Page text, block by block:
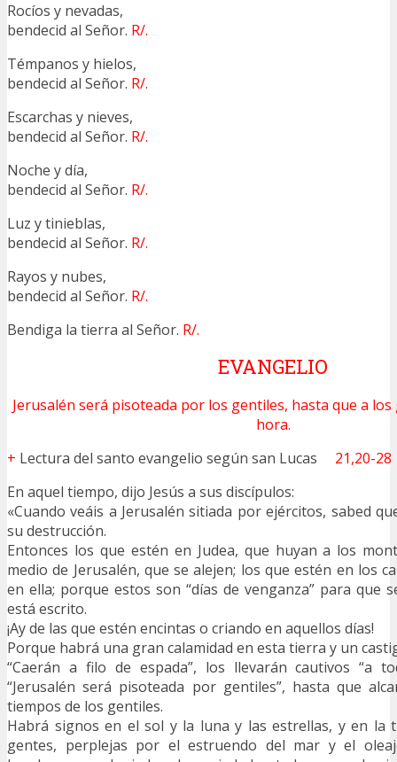
Rocíos y nevadas,
bendecid al Señor. R/.
Témpanos y hielos,
bendecid al Señor. R/.
Escarchas y nieves,
bendecid al Señor. R/.
Noche y día,
bendecid al Señor. R/.
Luz y tinieblas,
bendecid al Señor. R/.
Rayos y nubes,
bendecid al Señor. R/.
Bendiga la tierra al Señor. R/.
EVANGELIO
Jerusalén será pisoteada por los gentiles, hasta que a
hora.
+ Lectura del santo evangelio según san Lucas
21,20-28
En aquel tiempo, dijo Jesús a sus discípulos:
«Cuando veáis a Jerusalén sitiada por ejércitos, sabed
su destrucción.
Entonces los que estén en Judea, que huyan a los
medio de Jerusalén, que se alejen; los que estén en los
en ella; porque estos son “días de venganza” para que
está escrito.
¡Ay de las que estén encintas o criando en aquellos días!
Porque habrá una gran calamidad en esta tierra y un
“Caerán a filo de espada”, los llevarán cautivos “a
“Jerusalén será pisoteada por gentiles”, hasta que
tiempos de los gentiles.
Habrá signos en el sol y la luna y las estrellas, y en la
gentes, perplejas por el estruendo del mar y el